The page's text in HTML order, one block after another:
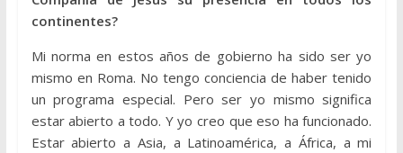
continentes?
Mi norma en estos años de gobierno ha sido ser yo
mismo en Roma. No tengo conciencia de haber tenido
un programa especial. Pero ser yo mismo significa
estar abierto a todo. Y yo creo que eso ha funcionado.
Estar abierto a Asia, a Latinoamérica, a África, a mi